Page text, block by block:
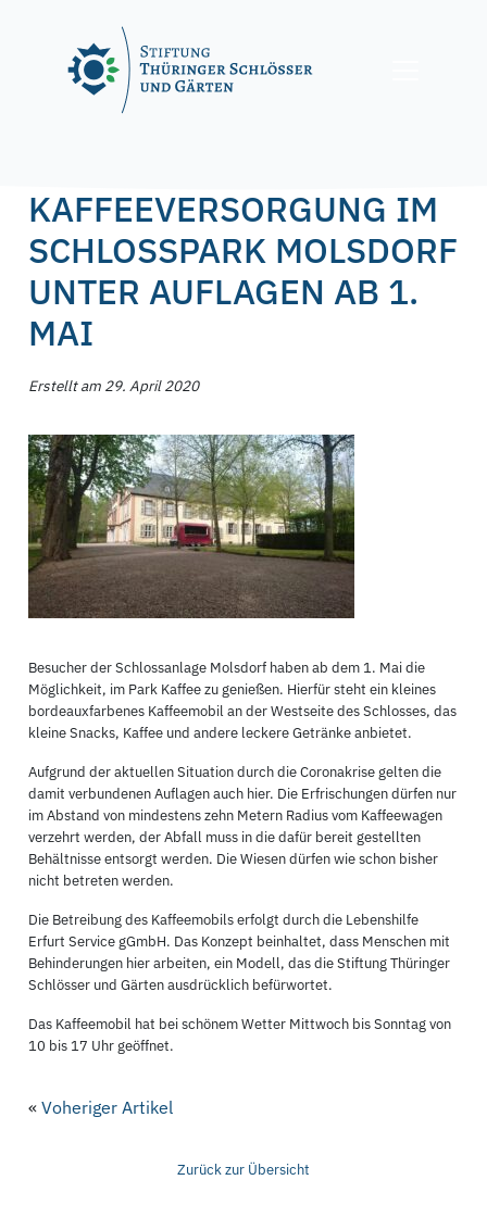
KAFFEEVERSORGUNG IM
SCHLOSSPARK MOLSDORF
UNTER AUFLAGEN AB 1.
MAI
Erstellt am 29. April 2020
Besucher der Schlossanlage Molsdorf haben ab dem 1. Mai die
Möglichkeit, im Park Kaffee zu genießen. Hierfür steht ein kleines
bordeauxfarbenes Kaffeemobil an der Westseite des Schlosses, das
kleine Snacks, Kaffee und andere leckere Getränke anbietet.
Aufgrund der aktuellen Situation durch die Coronakrise gelten die
damit verbundenen Auflagen auch hier. Die Erfrischungen dürfen nur
im Abstand von mindestens zehn Metern Radius vom Kaffeewagen
verzehrt werden, der Abfall muss in die dafür bereit gestellten
Behältnisse entsorgt werden. Die Wiesen dürfen wie schon bisher
nicht betreten werden.
Die Betreibung des Kaffeemobils erfolgt durch die Lebenshilfe
Erfurt Service gGmbH. Das Konzept beinhaltet, dass Menschen mit
Behinderungen hier arbeiten, ein Modell, das die Stiftung Thüringer
Schlösser und Gärten ausdrücklich befürwortet.
Das Kaffeemobil hat bei schönem Wetter Mittwoch bis Sonntag von
10 bis 17 Uhr geöffnet.
«Voheriger Artikel
Zurück zur Übersicht